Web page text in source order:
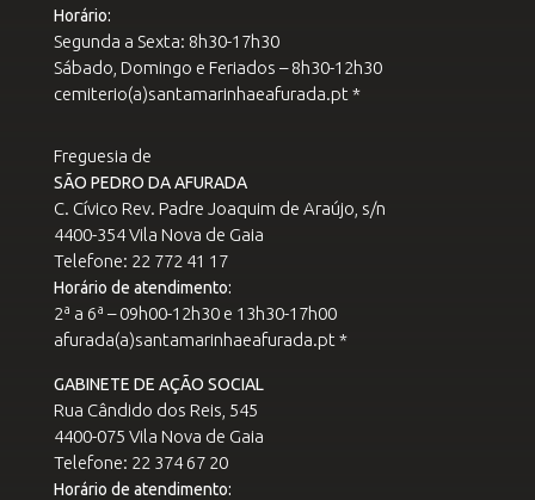
Horário:
Segunda a Sexta: 8h30-17h30
Sábado, Domingo e Feriados – 8h30-12h30
cemiterio(a)santamarinhaeafurada.pt *
Freguesia de
SÃO PEDRO DA AFURADA
C. Cívico Rev. Padre Joaquim de Araújo, s/n
4400-354 Vila Nova de Gaia
Telefone: 22 772 41 17
Horário de atendimento:
2ª a 6ª – 09h00-12h30 e 13h30-17h00
afurada(a)santamarinhaeafurada.pt *
GABINETE DE AÇÃO SOCIAL
Rua Cândido dos Reis, 545
4400-075 Vila Nova de Gaia
Telefone: 22 374 67 20
Horário de atendimento: